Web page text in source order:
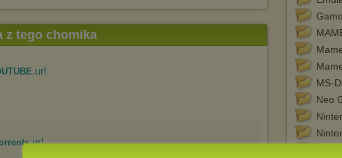
MS-
Neo
z tego chomika
.url
.url